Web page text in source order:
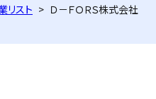
リスト Ｄ－ＦＯＲＳ株式会社